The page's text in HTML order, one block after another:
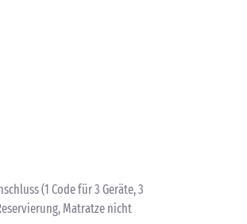
(1 Code für 3 Geräte, 3
Matratze nicht